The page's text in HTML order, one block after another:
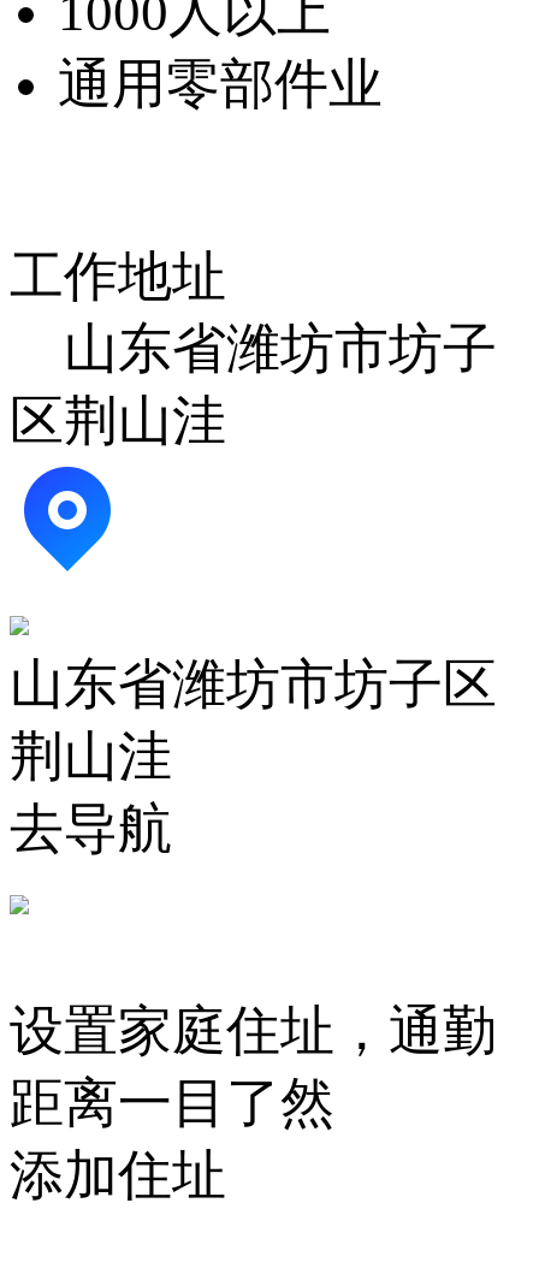
通用零部件业
工作地址
山东省潍坊市坊子
区荆山洼
山东省潍坊市坊子区
荆山洼
去导航
设置家庭住址，通勤
距离一目了然
添加住址